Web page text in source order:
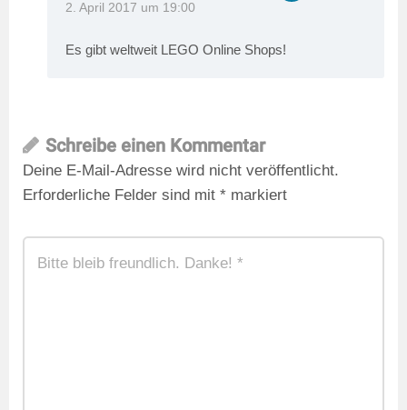
2. April 2017 um 19:00
Es gibt weltweit LEGO Online Shops!
Schreibe einen Kommentar
Deine E-Mail-Adresse wird nicht veröffentlicht.
Erforderliche Felder sind mit * markiert